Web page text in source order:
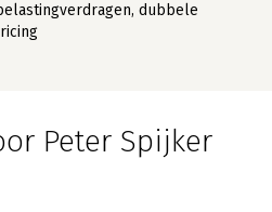
dubbele
Peter Spijker